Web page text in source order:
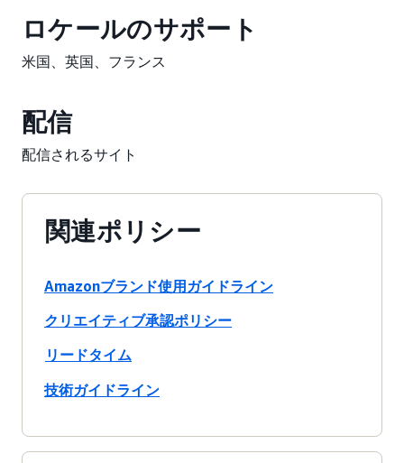
ロケールのサポート
米国、英国、フランス
配信
配信されるサイト
関連ポリシー
Amazonブランド使用ガイドライン
クリエイティブ承認ポリシー
リードタイム
技術ガイドライン